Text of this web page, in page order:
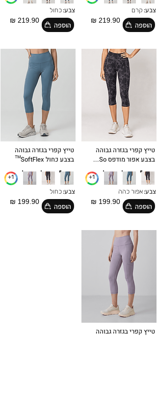
219.90 ₪
הוספה
קרם צבע:
טייץ קפרי בגזרה גבוהה
בצבע אפור מודפס So...
199.90 ₪
הוספה
אפור כהה צבע:
1+
טייץ קפרי בגזרה גבוהה
219.90 ₪
הוספה
כחול צבע:
טייץ קפרי בגזרה גבוהה
בצבע כחול SoftFlex™
199.90 ₪
הוספה
כחול צבע:
1+